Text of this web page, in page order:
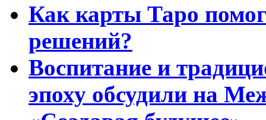
Как карты Таро
решений?
Воспитание и
эпоху обсудили на